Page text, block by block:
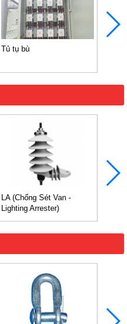
Tủ tụ bù
LA (Chống Sét Van -
Lighting Arrester)